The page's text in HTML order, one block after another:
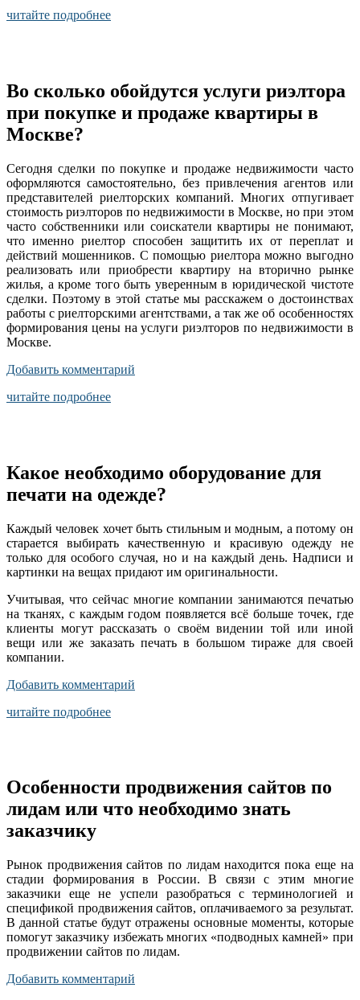
читайте подробнее
Во сколько обойдутся услуги риэлтора
при покупке и продаже квартиры в
Москве?
Сегодня сделки по покупке и продаже недвижимости часто
оформляются самостоятельно, без привлечения агентов или
представителей риелторских компаний. Многих отпугивает
стоимость риэлторов по недвижимости в Москве, но при этом
часто собственники или соискатели квартиры не понимают,
что именно риелтор способен защитить их от переплат и
действий мошенников. С помощью риелтора можно выгодно
реализовать или приобрести квартиру на вторично рынке
жилья, а кроме того быть уверенным в юридической чистоте
сделки. Поэтому в этой статье мы расскажем о достоинствах
работы с риелторскими агентствами, а так же об особенностях
формирования цены на услуги риэлторов по недвижимости в
Москве.
Добавить комментарий
читайте подробнее
Какое необходимо оборудование для
печати на одежде?
Каждый человек хочет быть стильным и модным, а потому он
старается выбирать качественную и красивую одежду не
только для особого случая, но и на каждый день. Надписи и
картинки на вещах придают им оригинальности.
Учитывая, что сейчас многие компании занимаются печатью
на тканях, с каждым годом появляется всё больше точек, где
клиенты могут рассказать о своём видении той или иной
вещи или же заказать печать в большом тираже для своей
компании.
Добавить комментарий
читайте подробнее
Особенности продвижения сайтов по
лидам или что необходимо знать
заказчику
Рынок продвижения сайтов по лидам находится пока еще на
стадии формирования в России. В связи с этим многие
заказчики еще не успели разобраться с терминологией и
спецификой продвижения сайтов, оплачиваемого за результат.
В данной статье будут отражены основные моменты, которые
помогут заказчику избежать многих «подводных камней» при
продвижении сайтов по лидам.
Добавить комментарий